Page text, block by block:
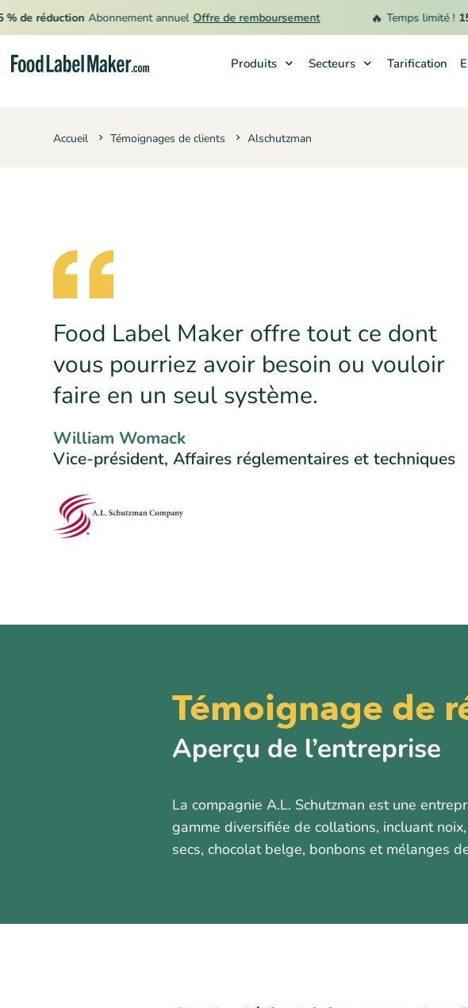
réduction Abonnement annuel Offre de remboursement Temps limité ! 15 %
Produits Secteurs Tarification
Accueil Témoignages de clients Alschutzman
Food Label Maker offre tout ce dont
vous pourriez avoir besoin ou vouloir
faire en un seul système.
William Womack
Vice-président, Affaires réglementaires et techniques
Témoignage de
Aperçu de l’entreprise
La compagnie A.L. Schutzman est une
gamme diversifiée de collations, incluant
secs, chocolat belge, bonbons et mélanges
Secteurs